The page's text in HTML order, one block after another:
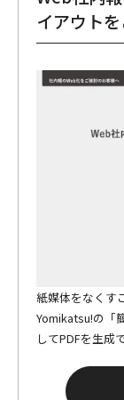
イアウト
紙媒体をなくす
Yomikatsu!の「
してPDFを生成